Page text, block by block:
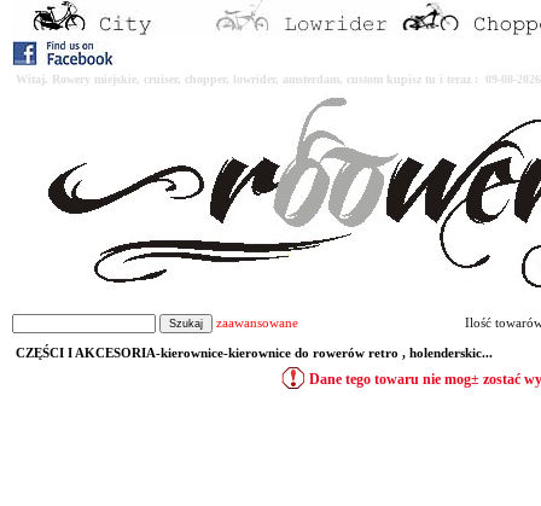
Witaj. Rowery miejskie, cruiser, chopper, lowrider, amsterdam, custom kupisz tu i teraz : 09-08-
zaawansowane Ilość
CZĘŚCI I AKCESORIA-kierownice-kierownice do rowerów retro , holenderskic...
Dane tego towaru nie mog± zostać